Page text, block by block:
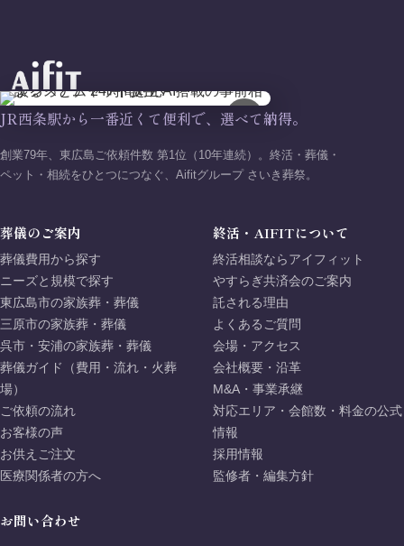
JR西条駅から一番近くて便利で、選べて納得。
創業79年、東広島ご依頼件数 第1位（10年連続）。終活・葬儀・
ペット・相続をひとつにつなぐ、Aifitグループ さいき葬祭。
葬儀のご案内
葬儀費用から探す
ニーズと規模で探す
東広島市の家族葬・葬儀
三原市の家族葬・葬儀
呉市・安浦の家族葬・葬儀
葬儀ガイド（費用・流れ・火葬
場）
ご依頼の流れ
お客様の声
お供えご注文
医療関係者の方へ
終活・AIFITについて
終活相談ならアイフィット
やすらぎ共済会のご案内
託される理由
よくあるご質問
会場・アクセス
会社概要・沿革
M&A・事業承継
対応エリア・会館数・料金の公式
情報
採用情報
監修者・編集方針
お問い合わせ
×